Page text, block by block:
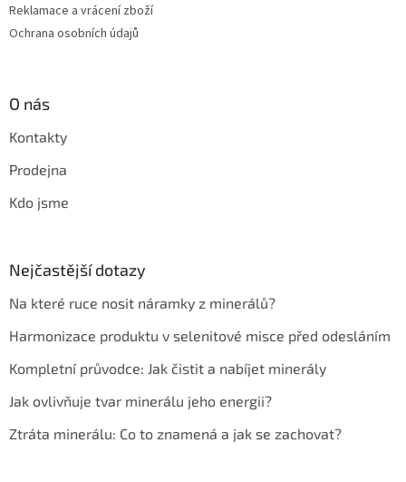
Reklamace a vrácení zboží
Ochrana osobních údajů
O nás
Kontakty
Prodejna
Kdo jsme
Nejčastější dotazy
Na které ruce nosit náramky z minerálů?
Harmonizace produktu v selenitové misce před odesláním
Kompletní průvodce: Jak čistit a nabíjet minerály
Jak ovlivňuje tvar minerálu jeho energii?
Ztráta minerálu: Co to znamená a jak se zachovat?